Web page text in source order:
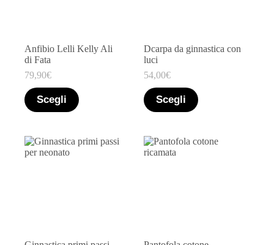
Taglia
Filtro
Anfibio Lelli Kelly Ali
di Fata
79,90€
Scegli
Dcarpa da ginnastica con
luci
54,00€
Scegli